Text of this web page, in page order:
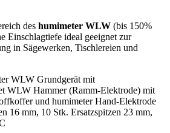
des humimeter WLW (bis 150%
Einschlagtiefe ideal geeignet zur
in Sägewerken, Tischlereien und
WLW Grundgerät mit
WLW Hammer (Ramm-Elektrode) mit
und humimeter Hand-Elektrode
16 mm, 10 Stk. Ersatzspitzen 23 mm,